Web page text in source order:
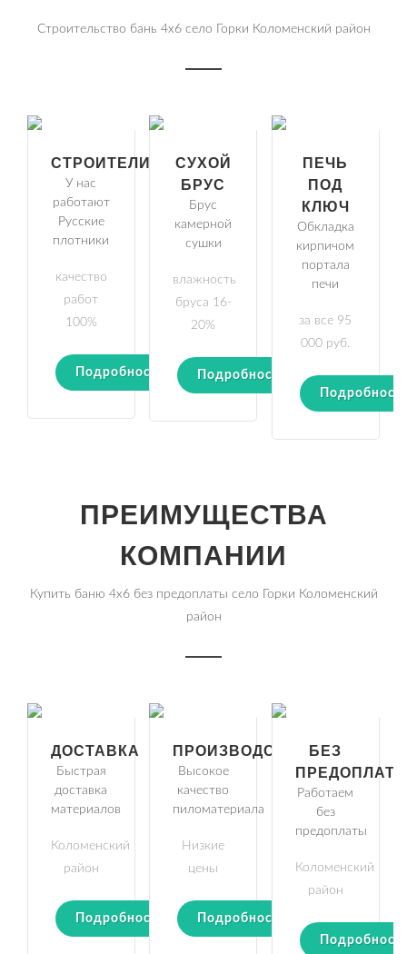
Строительство бань 4х6 село Горки Коломенский район
СТРОИТЕЛИ
У нас
работают
Русские
плотники
качество
работ
100%
Подробности
СУХОЙ
БРУС
Брус
камерной
сушки
влажность
бруса 16-
20%
Подробности
ПЕЧЬ
ПОД
КЛЮЧ
Обкладка
кирпичом
портала
печи
за все 95
000 руб.
ПРЕИМУЩЕСТВА
КОМПАНИИ
Купить баню 4х6 без предоплаты село Горки Коломенский
район
ДОСТАВКА
Быстрая
доставка
материалов
Коломенский
район
Подробности
ПРОИЗВОДСТВО
Высокое
качество
пиломатериала
Низкие
цены
Подробности
БЕЗ
Работаем
без
предоплаты
Коломенский
район